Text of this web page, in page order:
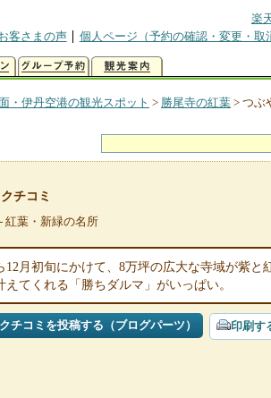
楽
客さまの声
個人ページ（予約の確認・変更・取
・伊丹空港の観光スポット > 勝尾寺の紅葉 > つぶ
チコミ
紅葉・新緑の名所
12月初旬にかけて、8万坪の広大な寺域が紫
えてくれる「勝ちダルマ」がいっぱい。
チコミを投稿する（ブログパーツ） 印刷す